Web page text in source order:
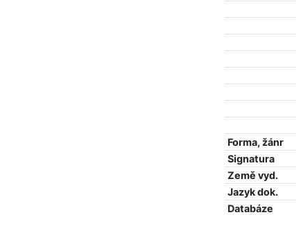
Forma, žánr
Signatura
Země vyd.
Jazyk dok.
Databáze